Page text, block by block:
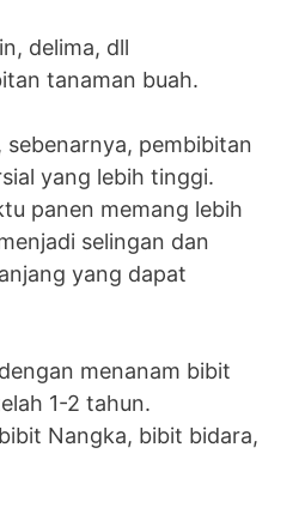
delima, dll
tanaman buah.
sebenarnya, pembibitan
yang lebih tinggi.
panen memang lebih
selingan dan
yang dapat
menanam bibit
1-2 tahun.
Nangka, bibit bidara,